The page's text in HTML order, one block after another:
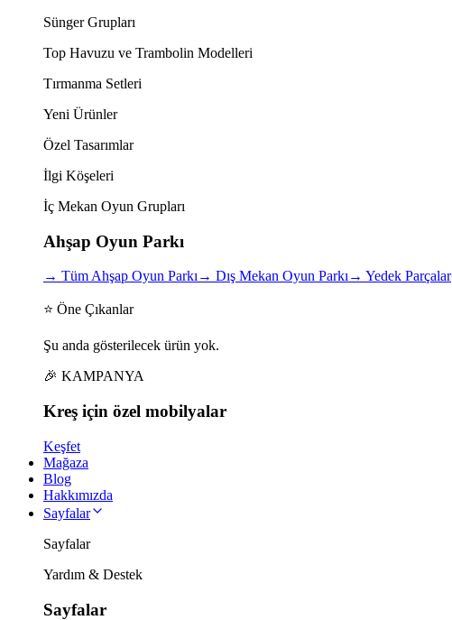
Sünger Grupları
Top Havuzu ve Trambolin Modelleri
Tırmanma Setleri
Yeni Ürünler
Özel Tasarımlar
İlgi Köşeleri
İç Mekan Oyun Grupları
Ahşap Oyun Parkı
→ Tüm Ahşap Oyun Parkı→ Dış Mekan Oyun Parkı→ Yedek Parçalar
⭐ Öne Çıkanlar
Şu anda gösterilecek ürün yok.
🎉 KAMPANYA
Kreş için özel mobilyalar
Keşfet
Mağaza
Blog
Hakkımızda
Sayfalar
Sayfalar
Yardım & Destek
Sayfalar